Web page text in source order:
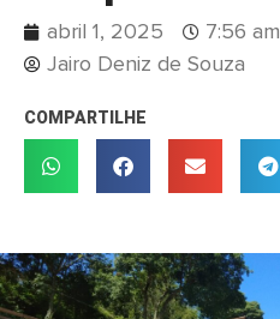
abril 1, 2025
7:56 am
Jairo Deniz de Souza
COMPARTILHE